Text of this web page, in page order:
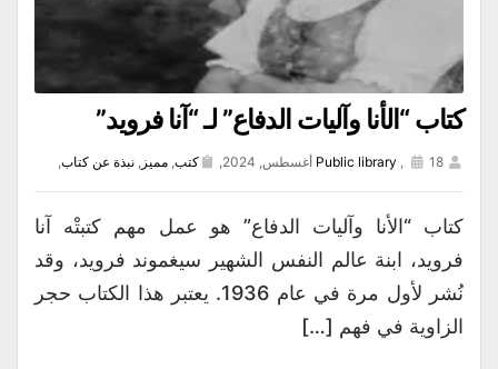
كتاب “الأنا وآليات الدفاع” لـ “آنا فرويد”
Public library , 18 أغسطس, 2024, كتب, مميز , نبذة عن كتاب,
كتاب “الأنا وآليات الدفاع” هو عمل مهم كتبتْه آنا
فرويد، ابنة عالم النفس الشهير سيغموند فرويد، وقد
نُشر لأول مرة في عام 1936. يعتبر هذا الكتاب حجر
الزاوية في فهم […]